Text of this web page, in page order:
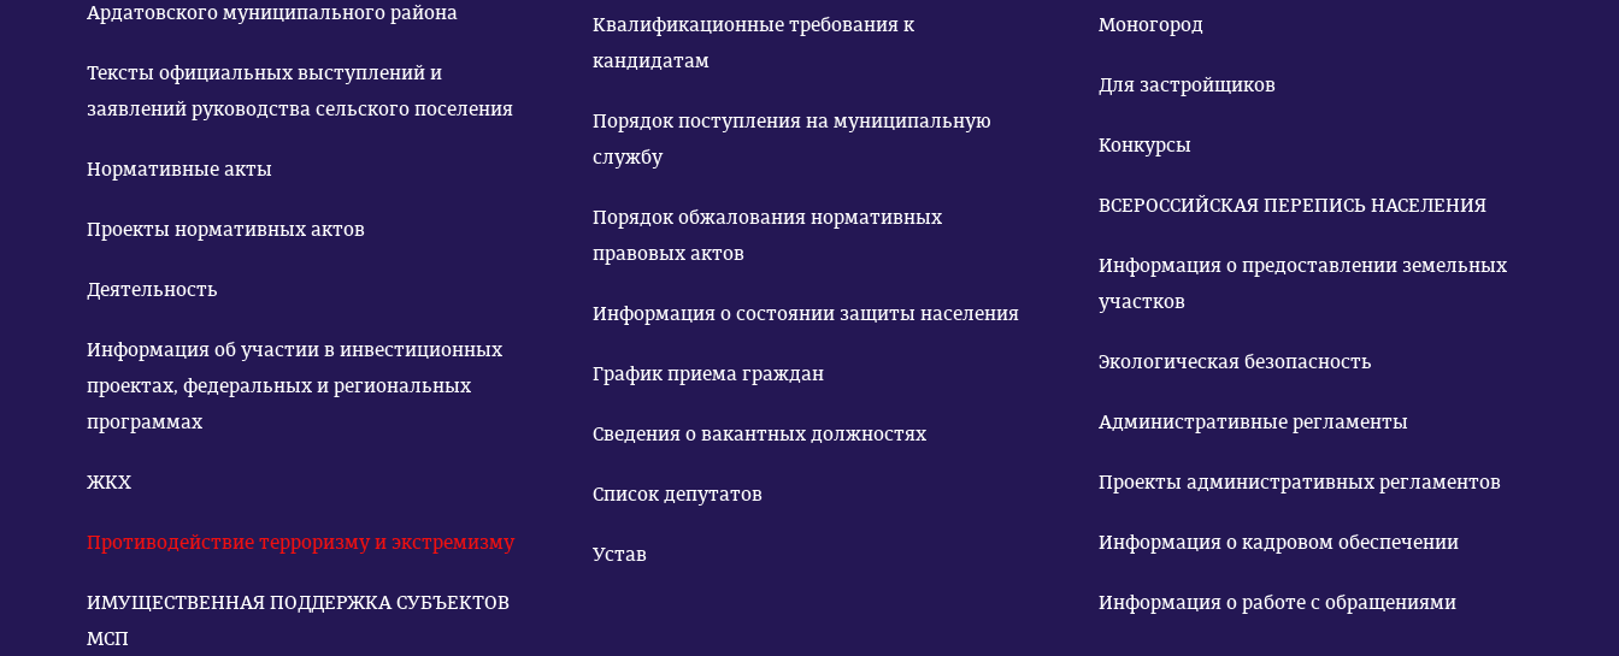
Ардатовского муниципального района
Тексты официальных выступлений и
заявлений руководства сельского поселения
Нормативные акты
Проекты нормативных актов
Деятельность
Информация об участии в инвестиционных
проектах, федеральных и региональных
программах
ЖКХ
Противодействие терроризму и экстремизму
ИМУЩЕСТВЕННАЯ ПОДДЕРЖКА СУБЪЕКТОВ
МСП
Квалификационные требования к
кандидатам
Порядок поступления на муниципальную
службу
Порядок обжалования нормативных
правовых актов
Информация о состоянии защиты населения
График приема граждан
Сведения о вакантных должностях
Список депутатов
Устав
Моногород
Для застройщиков
Конкурсы
ВСЕРОССИЙСКАЯ ПЕРЕПИСЬ НАСЕЛЕНИЯ
Информация о предоставлении земельных
участков
Экологическая безопасность
Административные регламенты
Проекты административных регламентов
Информация о кадровом обеспечении
Информация о работе с обращениями